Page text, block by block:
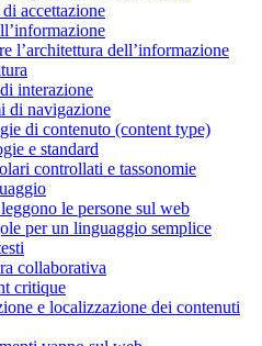
accettazione
l’architettura dell’informazione
interazione
di navigazione
di contenuto (content type)
e standard
controllati e tassonomie
le persone sul web
per un linguaggio semplice
collaborativa
critique
e localizzazione dei contenuti